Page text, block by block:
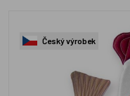
Český výrobek